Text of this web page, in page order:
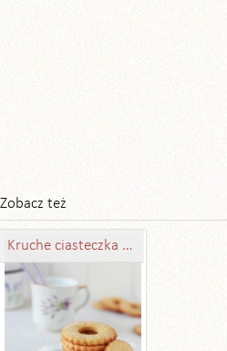
Zobacz też
Kruche ciasteczka z cukrem (z przepisu mojej babci)